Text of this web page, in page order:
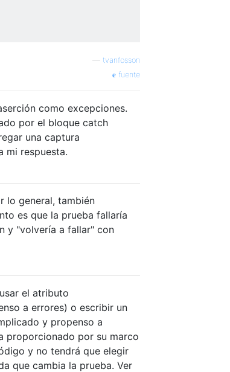
tvanfosson
fuente
como excepciones.
por el bloque catch
una captura
mi respuesta.
lo general, también
es que la prueba fallaría
y "volvería a fallar" con
el atributo
a errores) o escribir un
y propenso a
proporcionado por su marco
y no tendrá que elegir
que cambia la prueba. Ver